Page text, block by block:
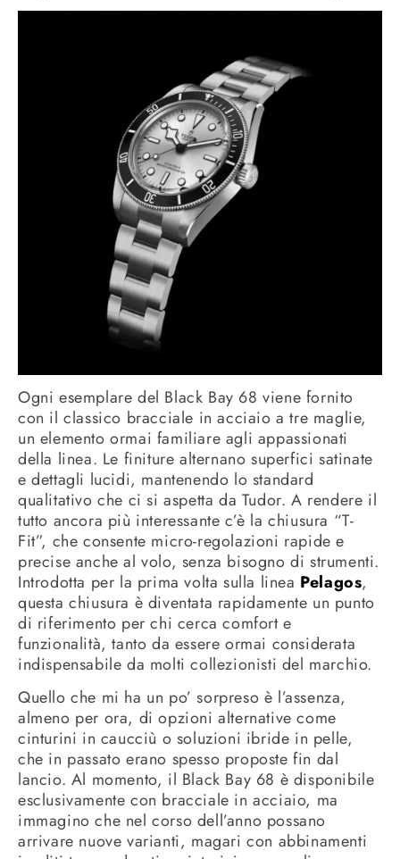
Ogni esemplare del Black Bay 68 viene fornito
con il classico bracciale in acciaio a tre maglie,
un elemento ormai familiare agli appassionati
della linea. Le finiture alternano superfici satinate
e dettagli lucidi, mantenendo lo standard
qualitativo che ci si aspetta da Tudor. A rendere il
tutto ancora più interessante c’è la chiusura “T-
Fit”, che consente micro-regolazioni rapide e
precise anche al volo, senza bisogno di strumenti.
Introdotta per la prima volta sulla linea Pelagos,
questa chiusura è diventata rapidamente un punto
di riferimento per chi cerca comfort e
funzionalità, tanto da essere ormai considerata
indispensabile da molti collezionisti del marchio.
Quello che mi ha un po’ sorpreso è l’assenza,
almeno per ora, di opzioni alternative come
cinturini in caucciù o soluzioni ibride in pelle,
che in passato erano spesso proposte fin dal
lancio. Al momento, il Black Bay 68 è disponibile
esclusivamente con bracciale in acciaio, ma
immagino che nel corso dell’anno possano
arrivare nuove varianti, magari con abbinamenti